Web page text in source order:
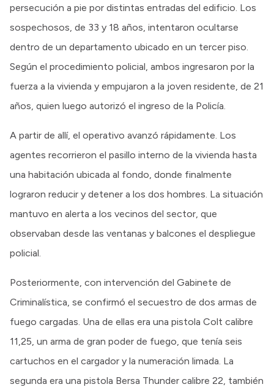
persecución a pie por distintas entradas del edificio. Los
sospechosos, de 33 y 18 años, intentaron ocultarse
dentro de un departamento ubicado en un tercer piso.
Según el procedimiento policial, ambos ingresaron por la
fuerza a la vivienda y empujaron a la joven residente, de 21
años, quien luego autorizó el ingreso de la Policía.
A partir de allí, el operativo avanzó rápidamente. Los
agentes recorrieron el pasillo interno de la vivienda hasta
una habitación ubicada al fondo, donde finalmente
lograron reducir y detener a los dos hombres. La situación
mantuvo en alerta a los vecinos del sector, que
observaban desde las ventanas y balcones el despliegue
policial.
Posteriormente, con intervención del Gabinete de
Criminalística, se confirmó el secuestro de dos armas de
fuego cargadas. Una de ellas era una pistola Colt calibre
11,25, un arma de gran poder de fuego, que tenía seis
cartuchos en el cargador y la numeración limada. La
segunda era una pistola Bersa Thunder calibre 22, también